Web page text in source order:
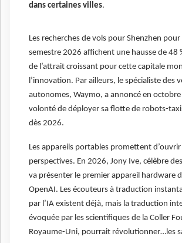
dans certaines villes.
Les recherches de vols pour Shenzhen
semestre 2026 affichent une hausse de 48
de l’attrait croissant pour cette capitale
l’innovation. Par ailleurs, le spécialiste des
autonomes, Waymo, a annoncé en octobre
volonté de déployer sa flotte de robots-
dès 2026.
Les appareils portables promettent
perspectives. En 2026, Jony Ive, célèbre
va présenter le premier appareil hardware
OpenAI. Les écouteurs à traduction
par l’IA existent déjà, mais la traduction
évoquée par les scientifiques de la Coller
Royaume-Uni, pourrait révolutionner…les